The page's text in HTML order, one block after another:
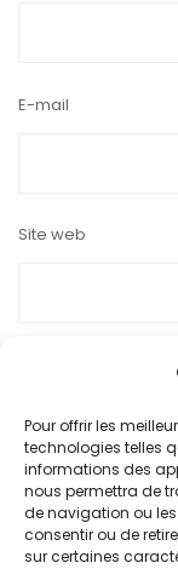
Pour offrir les
technologies telles
informations des
nous permettra de
de navigation ou les
consentir ou de
sur certaines
E-mail
Site web
Ce site utilise
plus sur la façon
traitées.